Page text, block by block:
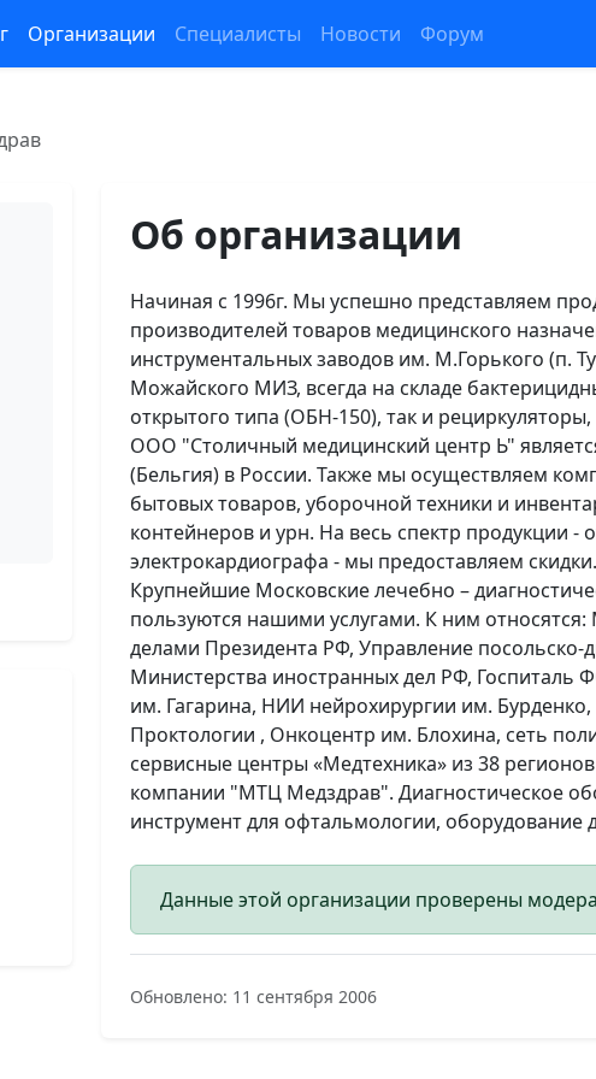
Организации Специалисты Новости Форум
Об организации
Начиная с 1996г. Мы успешно представляем
производителей товаров медицинского
инструментальных заводов им. М.Горького (п.
Можайского МИЗ, всегда на складе
открытого типа (ОБН-150), так и
ООО "Столичный медицинский центр Ь"
(Бельгия) в России. Также мы осуществляем
бытовых товаров, уборочной техники и
контейнеров и урн. На весь спектр продукции -
электрокардиографа - мы предоставляем
Крупнейшие Московские лечебно –
пользуются нашими услугами. К ним
делами Президента РФ, Управление посольско-
Министерства иностранных дел РФ,
им. Гагарина, НИИ нейрохирургии им.
Проктологии , Онкоцентр им. Блохина, сеть
сервисные центры «Медтехника» из 38
компании "МТЦ Медздрав". Диагностическое
инструмент для офтальмологии, оборудование
Данные этой организации проверены
Обновлено: 11 сентября 2006